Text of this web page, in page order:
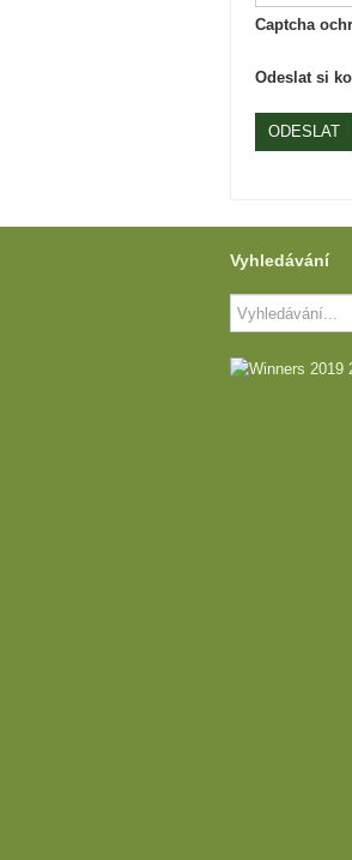
Captcha
Odeslat si
ODESLAT
Vyhledávání
Vyhledávání...